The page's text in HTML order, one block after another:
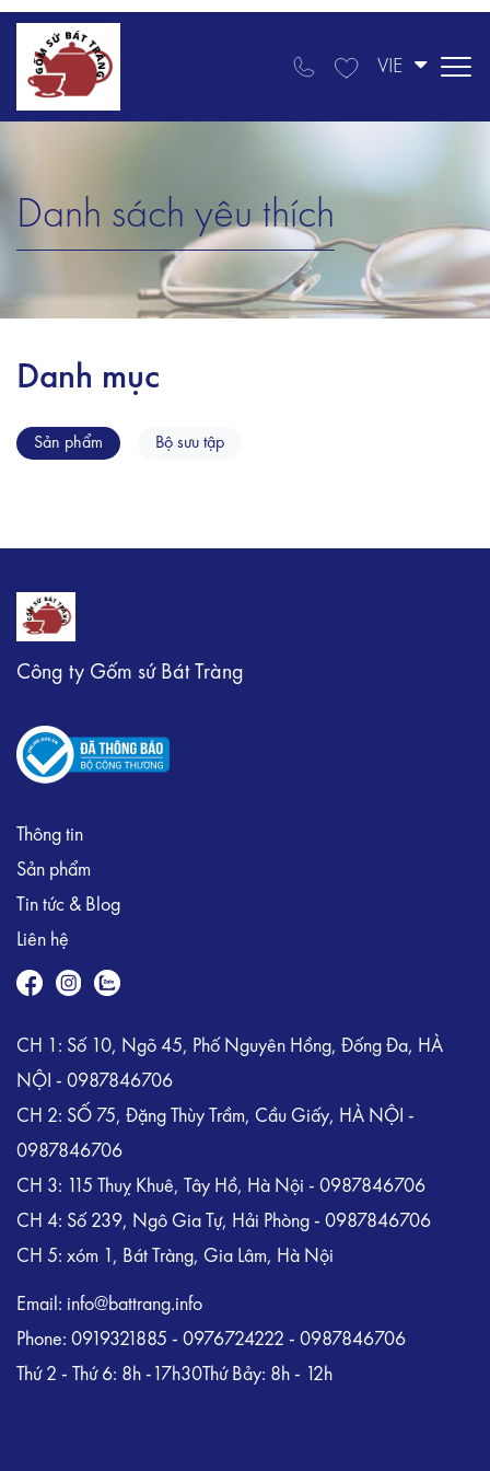
VIE
Danh sách yêu thích
Danh mục
Sản phẩm Bộ sưu tập
Công ty Gốm sứ Bát Tràng
Thông tin
Sản phẩm
Tin tức & Blog
Liên hệ
CH 1: Số 10, Ngõ 45, Phố Nguyên Hồng, Đống Đa, HÀ
NỘI - 0987846706
CH 2: SỐ 75, Đặng Thùy Trầm, Cầu Giấy, HÀ NỘI -
0987846706
CH 3: 115 Thuỵ Khuê, Tây Hồ, Hà Nội - 0987846706
CH 4: Số 239, Ngô Gia Tự, Hải Phòng - 0987846706
CH 5: xóm 1, Bát Tràng, Gia Lâm, Hà Nội
Email: info@battrang.info
Phone: 0919321885 - 0976724222 - 0987846706
Thứ 2 - Thứ 6: 8h -17h30Thứ Bảy: 8h - 12h